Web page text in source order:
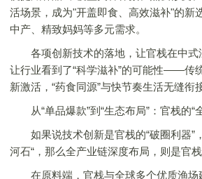
活场景，成为"开盖即食、高效滋补"的新
中产、精致妈妈等多元需求。
各项创新技术的落地，让官栈在中式
让行业看到了“科学滋补”的可能性——传
新激活，“药食同源”与快节奏生活无缝衔
从“单品爆款”到“生态布局”：官栈的“
如果说技术创新是官栈的“破圈利器”
河石“，那么全产业链深度布局，则是官栈
在原料端，官栈与全球多个优质渔场